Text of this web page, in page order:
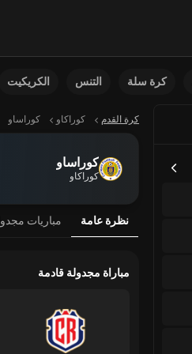
كرة سلة التنس الكريكيت
كرة القدم كوراكاو كوراساو
كوراساو
كوراكاو
نظرة عامة مباريات
مباراة مجدولة قادمة